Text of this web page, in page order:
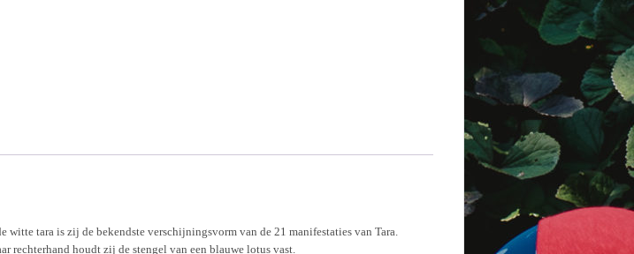
tara is zij de bekendste verschijningsvorm van de 21 manifestaties van Tara.
rechterhand houdt zij de stengel van een blauwe lotus vast.